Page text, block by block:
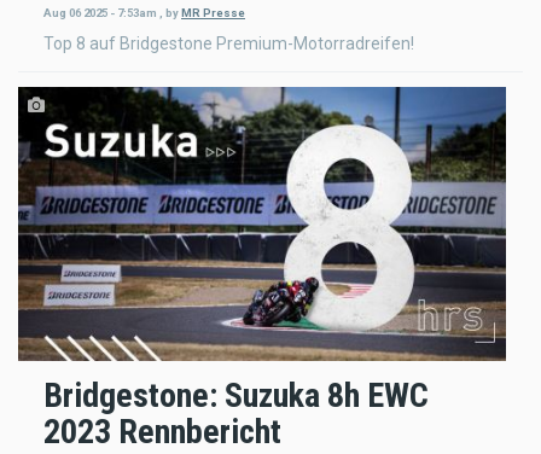
Aug 06 2025 - 7:53am , by MR Presse
Top 8 auf Bridgestone Premium-Motorradreifen!
Bridgestone: Suzuka 8h EWC
2023 Rennbericht